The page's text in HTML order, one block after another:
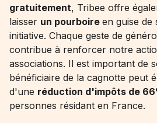
gratuitement, Tribee offre
laisser un pourboire en guise
initiative. Chaque geste de
contribue à renforcer notre
associations. Il est important de
bénéficiaire de la cagnotte peut
d'une réduction d'impôts de
personnes résidant en France.